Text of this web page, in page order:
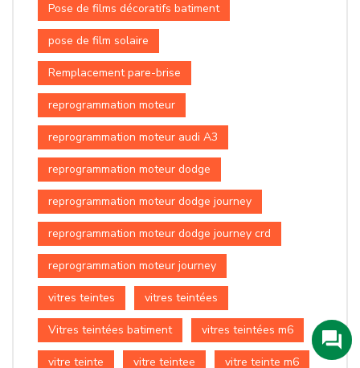
Pose de films décoratifs batiment
pose de film solaire
Remplacement pare-brise
reprogrammation moteur
reprogrammation moteur audi A3
reprogrammation moteur dodge
reprogrammation moteur dodge journey
reprogrammation moteur dodge journey crd
reprogrammation moteur journey
vitres teintes vitres teintées
Vitres teintées batiment vitres teintées m6
vitre teinte vitre teintee vitre teinte m6